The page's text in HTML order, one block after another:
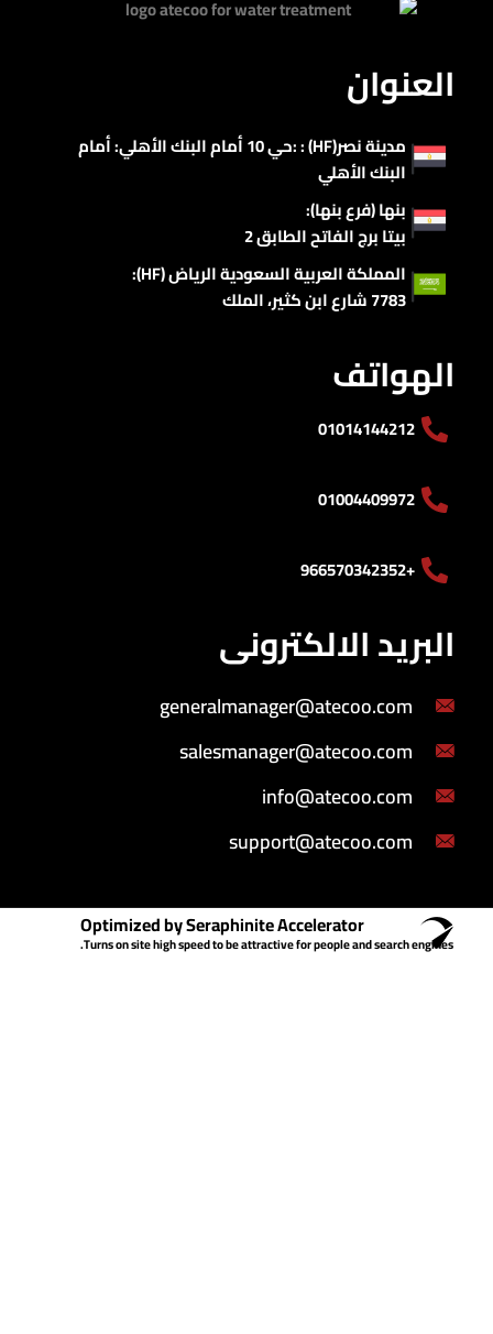
العنوان
مدينة نصر(HF) : :حي 10 أمام البنك الأهلي: أمام
البنك الأهلي
بنها (فرع بنها):
بيتا برج الفاتح الطابق 2
المملكة العربية السعودية الرياض (HF):
7783 شارع ابن كثير، الملك
الهواتف
01014144212
01004409972
+966570342352
البريد الالكترونى
generalmanager@atecoo.com
salesmanager@atecoo.com
info@atecoo.com
support@atecoo.com
Optimized by Seraphinite Accelerator
Turns on site high speed to be attractive for people and search engines.